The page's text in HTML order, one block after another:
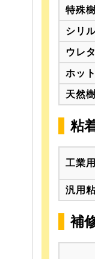
特殊
シリ
ウレ
ホッ
天然
粘
工業
汎用
補